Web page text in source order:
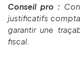
Conseil pro :
justificatifs
garantir une
fiscal.